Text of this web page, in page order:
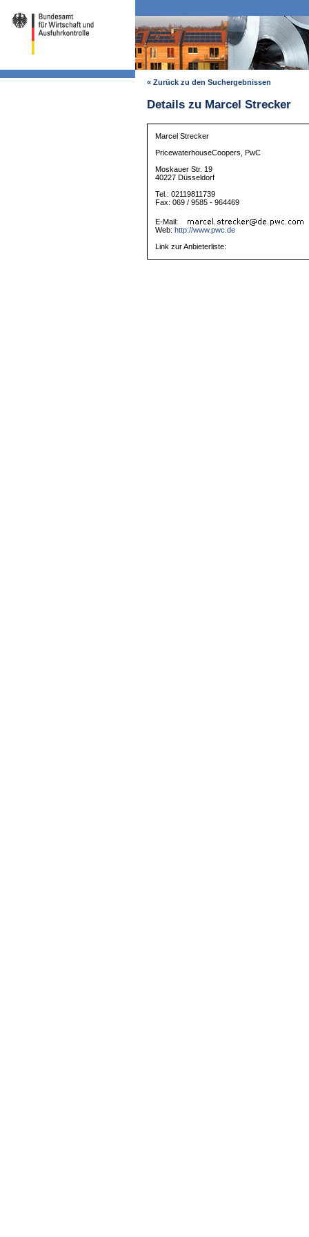
« Zurück zu den Suchergebnissen
Details zu Marcel Strecker
Marcel Strecker
PricewaterhouseCoopers, PwC
Moskauer Str. 19
40227 Düsseldorf
Tel.: 02119811739
Fax: 069 / 9585 - 964469
E-Mail:
Web: http://www.pwc.de
Link zur Anbieterliste: